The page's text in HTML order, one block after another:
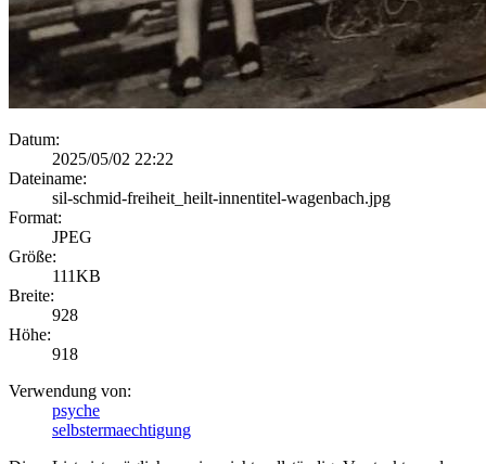
Datum:
2025/05/02 22:22
Dateiname:
sil-schmid-freiheit_heilt-innentitel-wagenbach.jpg
Format:
JPEG
Größe:
111KB
Breite:
928
Höhe:
918
Verwendung von:
psyche
selbstermaechtigung